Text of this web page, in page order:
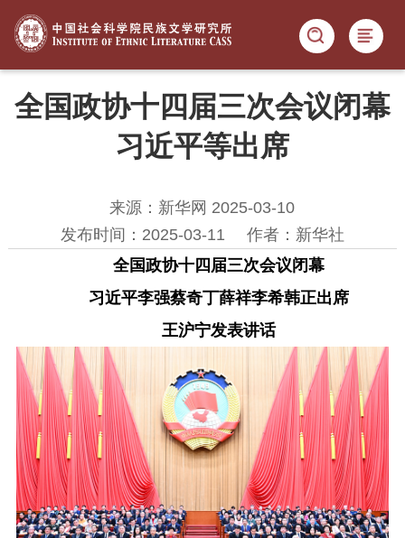
全国政协十四届三次会议闭幕
习近平等出席​
来源：新华网 2025-03-10
发布时间：2025-03-11
作者：新华社
全国政协十四届三次会议闭幕
习近平李强蔡奇丁薛祥李希韩正出席
王沪宁发表讲话